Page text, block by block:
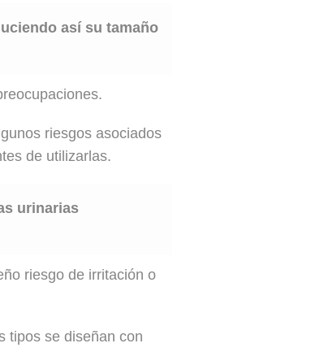
así su tamaño
riesgos asociados
de utilizarlas.
urinarias
riesgo de irritación o
tipos se diseñan con